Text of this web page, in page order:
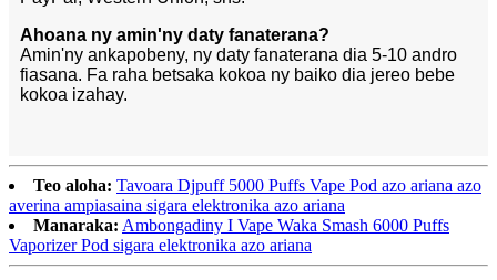
Ahoana ny amin'ny daty fanaterana?
Amin'ny ankapobeny, ny daty fanaterana dia 5-10 andro
fiasana. Fa raha betsaka kokoa ny baiko dia jereo bebe
kokoa izahay.
Teo aloha: Tavoara Djpuff 5000 Puffs Vape Pod azo ariana azo
averina ampiasaina sigara elektronika azo ariana
Manaraka: Ambongadiny I Vape Waka Smash 6000 Puffs
Vaporizer Pod sigara elektronika azo ariana